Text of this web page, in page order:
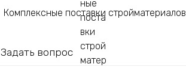
Комплексные поставки стройматериалов
Задать вопрос